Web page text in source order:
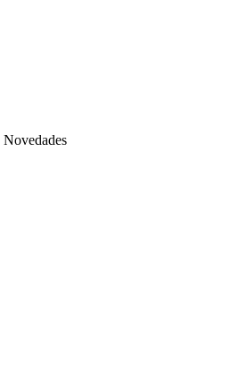
Novedades